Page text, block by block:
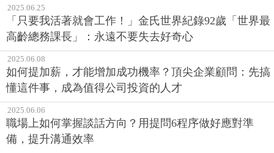
2025.06.25
「只要我活著就會工作！」金氏世界紀錄92歲「世界最
高齡總務課長」：永遠不要失去好奇心
2025.06.08
如何提加薪，才能增加成功機率？頂尖企業顧問：先搞
懂這件事，成為值得公司投資的人才
2025.06.06
職場上如何掌握談話方向？用提問6程序做好應對準
備，提升溝通效率